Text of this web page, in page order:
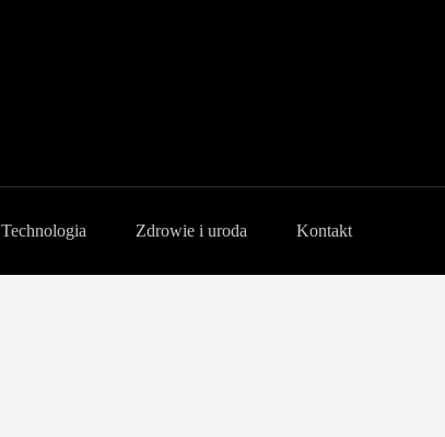
Technologia Zdrowie i uroda Kontakt